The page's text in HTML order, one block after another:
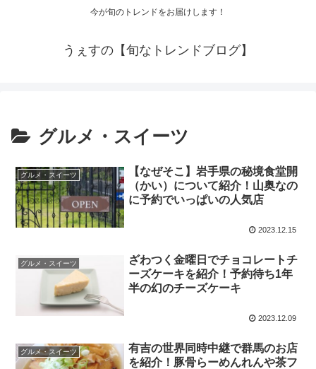
今が旬のトレンドをお届けします！
うぇすの【旬なトレンドブログ】
グルメ・スイーツ
グルメ・スイーツ
【なぜそこ】岩手県の秘境食堂開
（かい）について紹介！山奥なの
に予約でいっぱいの人気店
2023.12.15
グルメ・スイーツ
ざわつく金曜日でチョコレートチ
ーズケーキを紹介！予約待ち1年
半の幻のチーズケーキ
2023.12.09
グルメ・スイーツ
有吉の世界同時中継で群馬のお店
を紹介！豚骨らーめんれんや茶フ